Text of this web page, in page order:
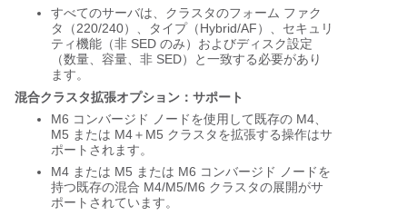
すべてのサーバは、クラスタのフォーム ファク
タ（220/240）、タイプ（Hybrid/AF）、セキュリ
ティ機能（非 SED のみ）およびディスク設定
（数量、容量、非 SED）と一致する必要があり
ます。
混合クラスタ拡張オプション：サポート
M6 コンバージド ノードを使用して既存の M4、
M5 または M4＋M5 クラスタを拡張する操作はサ
ポートされます。
M4 または M5 または M6 コンバージド ノードを
持つ既存の混合 M4/M5/M6 クラスタの展開がサ
ポートされています。